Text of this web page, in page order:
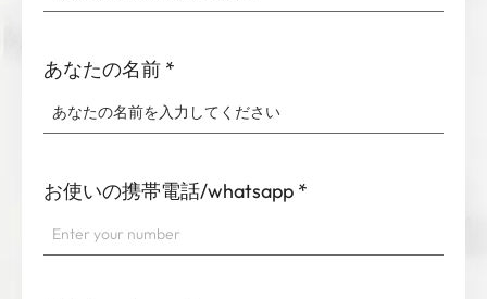
あなたの名前 *
お使いの携帯電話/whatsapp *